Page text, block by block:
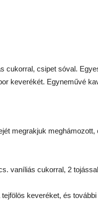
cukorral, csipet sóval.
keverékét. Egyneművé
megrakjuk
vaníliás cukorral, 2
keveréket, és